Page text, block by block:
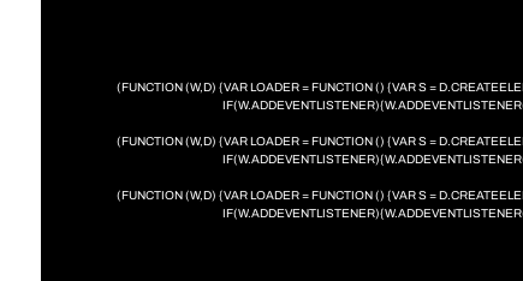
(FUNCTION (W,D) {VAR LOADER = FUNCTION () {VAR S =
(FUNCTION (W,D) {VAR LOADER = FUNCTION () {VAR S =
(FUNCTION (W,D) {VAR LOADER = FUNCTION () {VAR S =